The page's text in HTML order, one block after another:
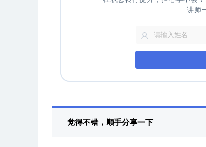
讲师
觉得不错，顺手分享一下